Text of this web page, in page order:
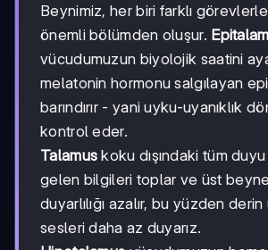
Beynimiz, her biri farklı
önemli bölümden oluşur.
vücudumuzun biyolojik saatini
melatonin hormonu salgılayan
barındırır - yani uyku-uyanıklık
kontrol eder.
Talamus koku dışındaki tüm
gelen bilgileri toplar ve üst
duyarlılığı azalır, bu yüzden
sesleri daha az duyarız.